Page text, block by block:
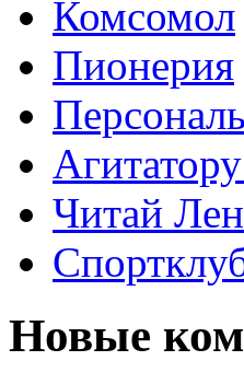
Комсомол
Пионерия
Читай
Новые